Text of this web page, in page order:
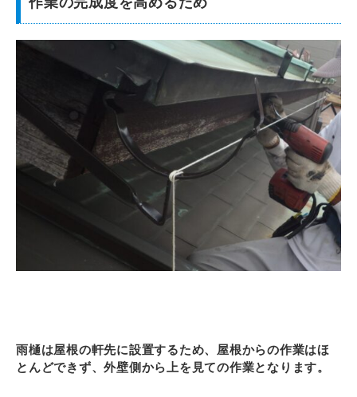
雨樋は屋根の軒先に設置するため、屋根からの作業はほ
とんどできず、外壁側から上を見ての作業となります。